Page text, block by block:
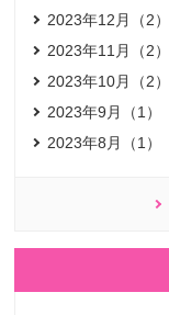
2023年12月（2）
2023年11月（2）
2023年10月（2）
2023年9月（1）
2023年8月（1）